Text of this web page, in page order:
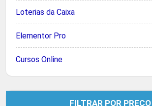
Loterias da Caixa
Elementor Pro
Cursos Online
FILTRAR POR PREÇO